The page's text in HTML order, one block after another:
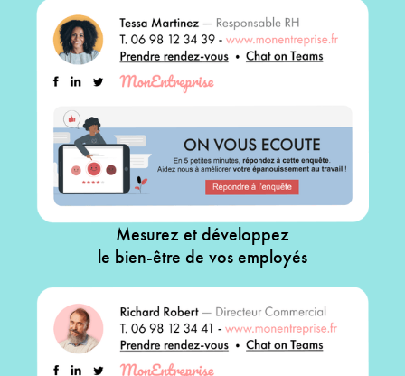
Mesurez et développez
le bien-être de vos employés